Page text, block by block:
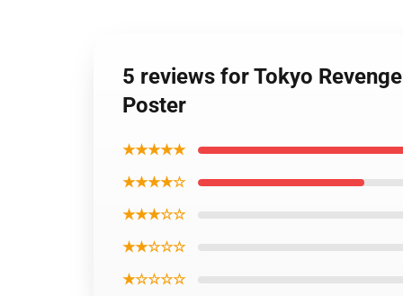
5 reviews for Tokyo
Poster
★★★★★
★★★★☆
★★★☆☆
★★☆☆☆
★☆☆☆☆